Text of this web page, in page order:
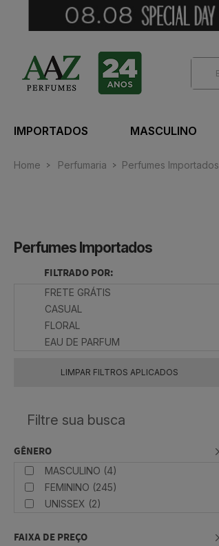
IMPORTADOS MASCULINO
Home Perfumaria Perfumes Importados
Perfumes Importados
FILTRADO POR:
FRETE GRÁTIS
CASUAL
FLORAL
EAU DE PARFUM
LIMPAR FILTROS APLICADOS
GÊNERO
MASCULINO (4)
FEMININO (245)
UNISSEX (2)
FAIXA DE PREÇO